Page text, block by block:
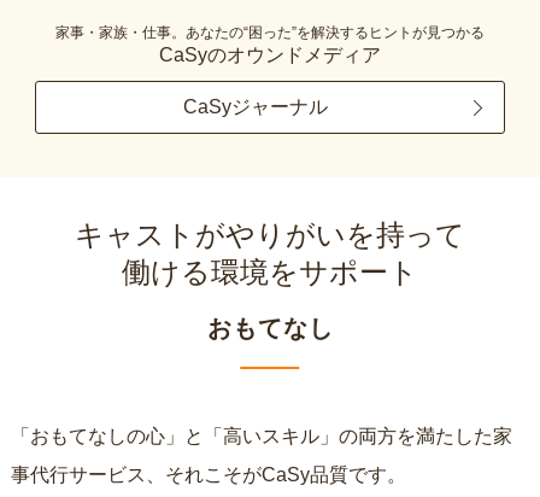
家事・家族・仕事。あなたの“困った”を解決するヒントが見つかる
CaSyのオウンドメディア
CaSyジャーナル
キャストがやりがいを持って
働ける環境をサポート
おもてなし
「おもてなしの心」と「高いスキル」の両方を満たした家
事代行サービス、それこそがCaSy品質です。